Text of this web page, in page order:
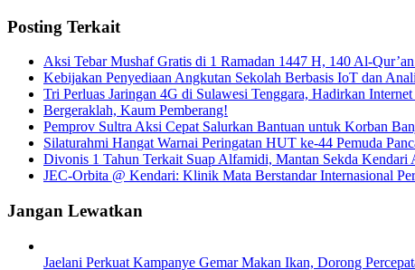
Posting Terkait
Aksi Tebar Mushaf Gratis di 1 Ramadan 1447 H, 140 Al-
Kebijakan Penyediaan Angkutan Sekolah Berbasis IoT dan
Tri Perluas Jaringan 4G di Sulawesi Tenggara, Hadirkan
Bergeraklah, Kaum Pemberang!
Pemprov Sultra Aksi Cepat Salurkan Bantuan untuk Korban
Silaturahmi Hangat Warnai Peringatan HUT ke-44 Pemuda
Divonis 1 Tahun Terkait Suap Alfamidi, Mantan Sekda Kendari
JEC-Orbita @ Kendari: Klinik Mata Berstandar Internasional
Jangan Lewatkan
Jaelani Perkuat Kampanye Gemar Makan Ikan, Dorong